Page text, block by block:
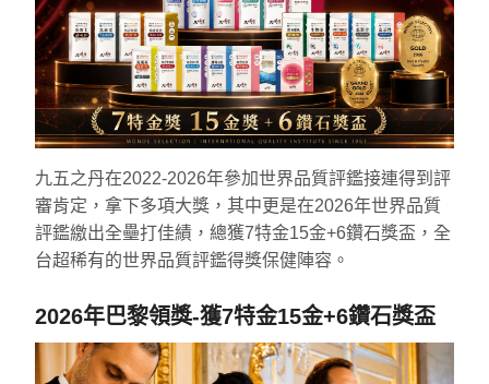
九五之丹在2022-2026年參加世界品質評鑑接連得到評
審肯定，拿下多項大獎，其中更是在2026年世界品質
評鑑繳出全壘打佳績，總獲7特金15金+6鑽石獎盃，全
台超稀有的世界品質評鑑得獎保健陣容。
2026年巴黎領獎-獲7特金15金+6鑽石獎盃